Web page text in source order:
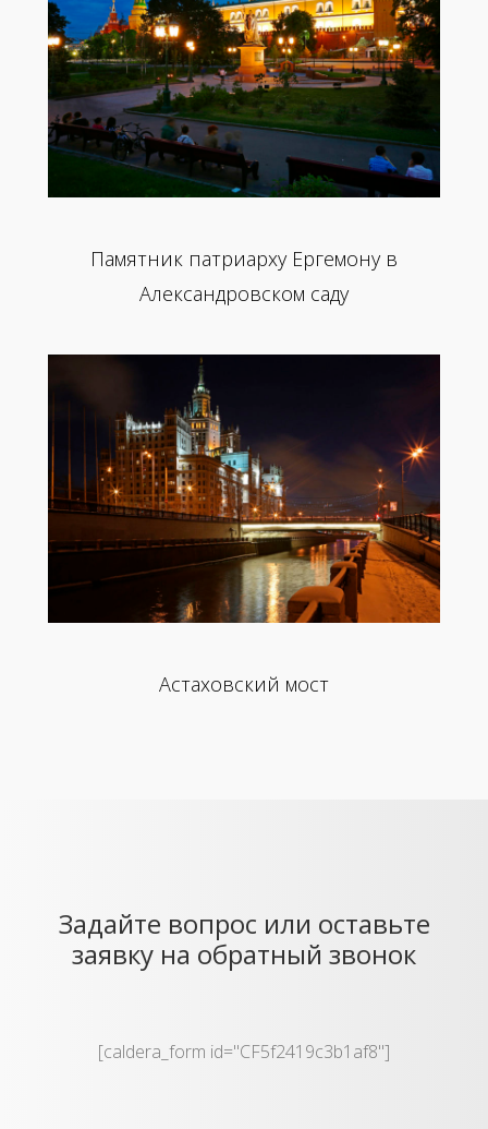
Памятник патриарху Ергемону в
Александровском саду
Астаховский мост
Задайте вопрос или оставьте
заявку на обратный звонок
[caldera_form id="CF5f2419c3b1af8"]